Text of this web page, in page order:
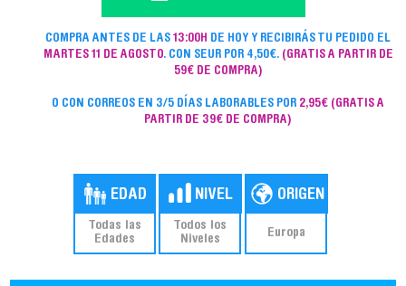
COMPRA ANTES DE LAS13:00H DE HOY Y RECIBIRÁS TU PEDIDO EL
MARTES 11 DE AGOSTO. CON SEUR POR 4,50€. (GRATIS A PARTIR DE
59€ DE COMPRA)
O CON CORREOS EN 3/5 DÍAS LABORABLES POR 2,95€ (GRATIS A
PARTIR DE 39€ DE COMPRA)
Todas las
Edades
Todos los
Niveles
Europa